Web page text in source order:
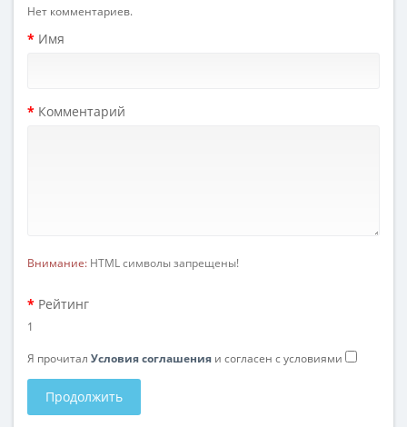
Нет комментариев.
Имя
Комментарий
Внимание: HTML символы запрещены!
Рейтинг
1
Я прочитал Условия соглашения и согласен с условиями
Продолжить